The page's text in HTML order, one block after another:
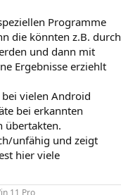
Programme
die könnten z.B. durch
und dann mit
Ergebnisse erziehlt
vielen Android
bei erkannten
übertakten.
unfähig und zeigt
hier viele
11 Pro